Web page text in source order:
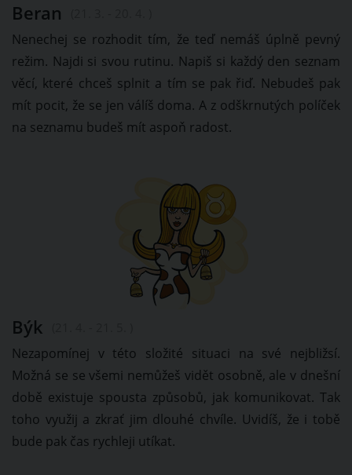
Beran
Nenechej se rozhodit tím, že teď nemáš úplně pevný
režim. Najdi si svou rutinu. Napiš si každý den seznam
věcí, které chceš splnit a tím se pak řiď. Nebudeš pak
mít pocit, že se jen válíš doma. A z odškrnutých políček
na seznamu budeš mít aspoň radost.
Býk
Nezapomínej v této složité situaci na své nejbližsí.
Možná se se všemi nemůžeš vidět osobně, ale v dnešní
době existuje spousta způsobů, jak komunikovat. Tak
toho využij a zkrať jim dlouhé chvíle. Uvidíš, že i tobě
bude pak čas rychleji utíkat.